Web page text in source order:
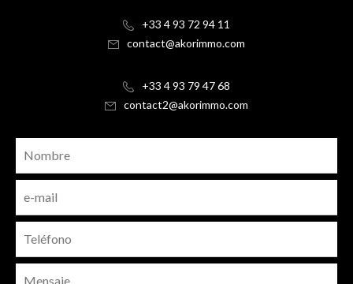
+33 4 93 72 94 11
contact@akorimmo.com
+33 4 93 79 47 68
contact2@akorimmo.com